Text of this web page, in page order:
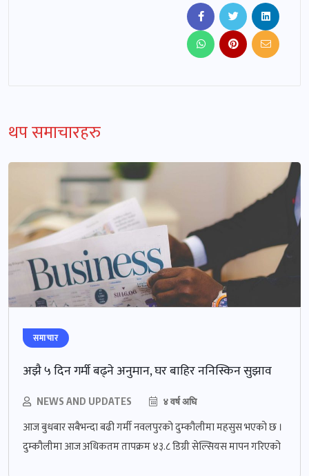
थप समाचारहरु
समाचार
अझै ५ दिन गर्मी बढ्ने अनुमान, घर बाहिर ननिस्किन सुझाव
NEWS AND UPDATES ४ वर्ष अघि
आज बुधबार सबैभन्दा बढी गर्मी नवलपुरको दुम्कौलीमा महसुस भएको छ ।
दुम्कौलीमा आज अधिकतम तापक्रम ४३.८ डिग्री सेल्सियस मापन गरिएको